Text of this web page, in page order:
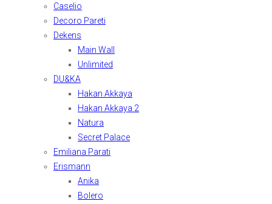
Caselio
Decoro Pareti
Dekens
Main Wall
Unlimited
DU&KA
Hakan Akkaya
Hakan Akkaya 2
Natura
Secret Palace
Emiliana Parati
Erismann
Anika
Bolero